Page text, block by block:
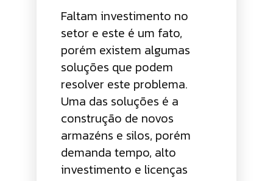
Faltam investimento no
setor e este é um fato,
porém existem algumas
soluções que podem
resolver este problema.
Uma das soluções é a
construção de novos
armazéns e silos, porém
demanda tempo, alto
investimento e licenças